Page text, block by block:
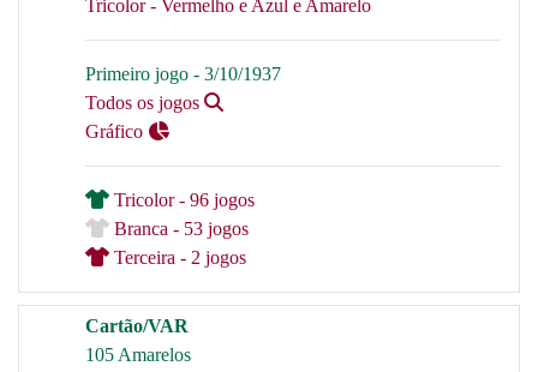
Tricolor - Vermelho e Azul e Amarelo
Primeiro jogo - 3/10/1937
Todos os jogos
Gráfico
Tricolor - 96 jogos
Branca - 53 jogos
Terceira - 2 jogos
Cartão/VAR
105 Amarelos